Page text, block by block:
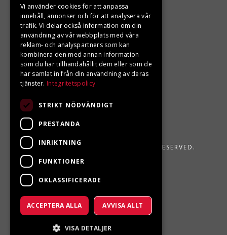
Din BRP återförsäljare i Sveg!
LJUNGBERGS MOTOR 2026. ALL RIGHTS RESERVED.
POWERED BY EMPORI CMS
Vi använder cookies för att anpassa
innehåll, annonser och för att analysera vår
trafik. Vi delar också information om din
användning av vår webbplats med våra
reklam- och analyspartners som kan
kombinera den med annan information
som du har tillhandahållit dem eller som de
har samlat in från din användning av deras
tjänster. Integritetspolicy
STRIKT NÖDVÄNDIGT
PRESTANDA
INRIKTNING
FUNKTIONER
OKLASSIFICERADE
ACCEPTERA ALLA AVVISA ALLT
VISA DETALJER